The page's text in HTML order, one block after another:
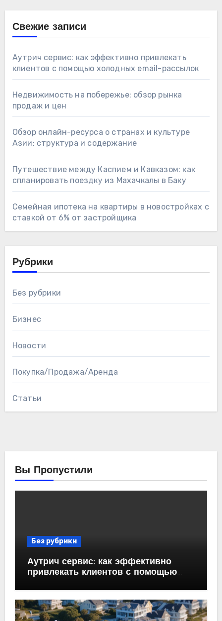
Свежие записи
Аутрич сервис: как эффективно привлекать
клиентов с помощью холодных email-рассылок
Недвижимость на побережье: обзор рынка
продаж и цен
Обзор онлайн-ресурса о странах и культуре
Азии: структура и содержание
Путешествие между Каспием и Кавказом: как
спланировать поездку из Махачкалы в Баку
Семейная ипотека на квартиры в новостройках с
ставкой от 6% от застройщика
Рубрики
Без рубрики
Бизнес
Новости
Покупка/Продажа/Аренда
Статьи
Вы Пропустили
Без рубрики
Аутрич сервис: как эффективно
привлекать клиентов с помощью